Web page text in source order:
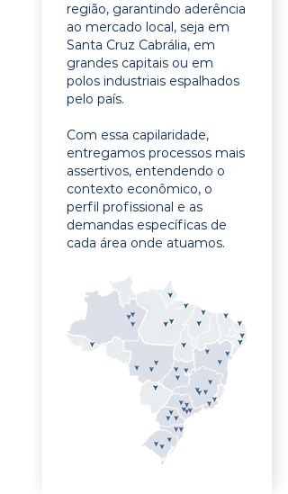
região, garantindo aderência
ao mercado local, seja em
Santa Cruz Cabrália, em
grandes capitais ou em
polos industriais espalhados
pelo país.
Com essa capilaridade,
entregamos processos mais
assertivos, entendendo o
contexto econômico, o
perfil profissional e as
demandas específicas de
cada área onde atuamos.